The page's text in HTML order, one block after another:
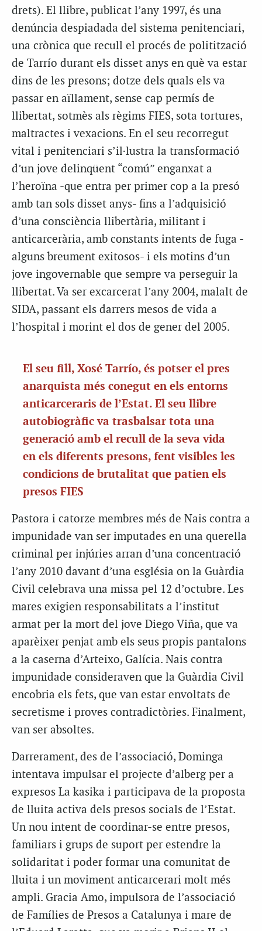
drets). El llibre, publicat l’any 1997, és una
denúncia despiadada del sistema penitenciari,
una crònica que recull el procés de politització
de Tarrío durant els disset anys en què va estar
dins de les presons; dotze dels quals els va
passar en aïllament, sense cap permís de
llibertat, sotmès als règims FIES, sota tortures,
maltractes i vexacions. En el seu recorregut
vital i penitenciari s’il·lustra la transformació
d’un jove delinqüent “comú” enganxat a
l’heroïna -que entra per primer cop a la presó
amb tan sols disset anys- fins a l’adquisició
d’una consciència llibertària, militant i
anticarcerària, amb constants intents de fuga -
alguns breument exitosos- i els motins d’un
jove ingovernable que sempre va perseguir la
llibertat. Va ser excarcerat l’any 2004, malalt de
SIDA, passant els darrers mesos de vida a
l’hospital i morint el dos de gener del 2005.
El seu fill, Xosé Tarrío, és potser el pres
anarquista més conegut en els entorns
anticarceraris de l’Estat. El seu llibre
autobiogràfic va trasbalsar tota una
generació amb el recull de la seva vida
en els diferents presons, fent visibles les
condicions de brutalitat que patien els
presos FIES
Pastora i catorze membres més de Nais contra a
impunidade van ser imputades en una querella
criminal per injúries arran d’una concentració
l’any 2010 davant d’una església on la Guàrdia
Civil celebrava una missa pel 12 d’octubre. Les
mares exigien responsabilitats a l’institut
armat per la mort del jove Diego Viña, que va
aparèixer penjat amb els seus propis pantalons
a la caserna d’Arteixo, Galícia. Nais contra
impunidade consideraven que la Guàrdia Civil
encobria els fets, que van estar envoltats de
secretisme i proves contradictòries. Finalment,
van ser absoltes.
Darrerament, des de l’associació, Dominga
intentava impulsar el projecte d’alberg per a
expresos La kasika i participava de la proposta
de lluita activa dels presos socials de l’Estat.
Un nou intent de coordinar-se entre presos,
familiars i grups de suport per estendre la
solidaritat i poder formar una comunitat de
lluita i un moviment anticarcerari molt més
ampli. Gracia Amo, impulsora de l’associació
de Famílies de Presos a Catalunya i mare de